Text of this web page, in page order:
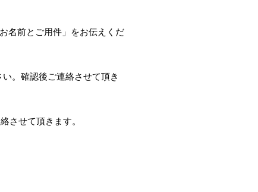
お名前とご用件 」
をお伝えくだ
。 確認後ご連絡させて頂き
させて頂きます。